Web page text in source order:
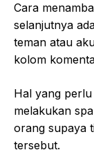
Cara
selanjutnya
teman atau
kolom
Hal yang
melakukan
orang supaya
tersebut.